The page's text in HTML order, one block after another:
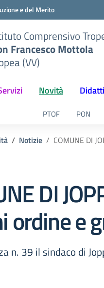
e del Merito
Comprensivo
Francesco Mottola
(VV)
Novità
PTOF PON
Notizie COMUNE DI
DI
ordine e
n. 39 il sindaco di